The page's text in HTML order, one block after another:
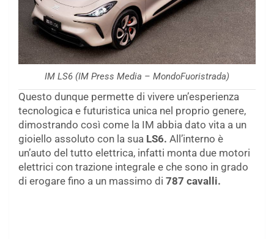
IM LS6 (IM Press Media – MondoFuoristrada)
Questo dunque permette di vivere un’esperienza
tecnologica e futuristica unica nel proprio genere,
dimostrando così come la IM abbia dato vita a un
gioiello assoluto con la sua LS6. All’interno è
un’auto del tutto elettrica, infatti monta due motori
elettrici con trazione integrale e che sono in grado
di erogare fino a un massimo di 787 cavalli.